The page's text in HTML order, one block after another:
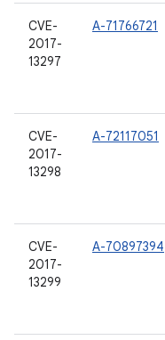
CVE-
2017-
13297
A-71766721
CVE-
2017-
13298
A-72117051
CVE-
2017-
13299
A-70897394